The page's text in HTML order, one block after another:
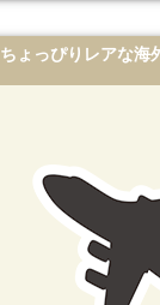
ちょっぴりレアな